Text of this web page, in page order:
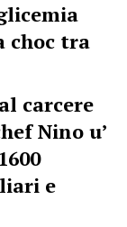
choc tra
carcere
Nino u’
e